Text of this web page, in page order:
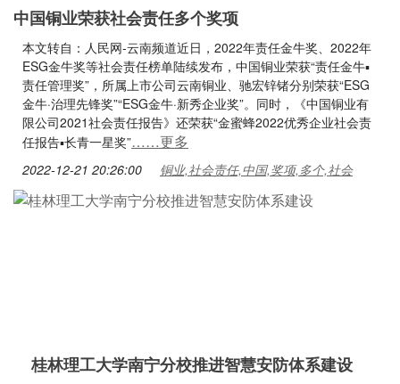
中国铜业荣获社会责任多个奖项
本文转自：人民网-云南频道近日，2022年责任金牛奖、2022年
ESG金牛奖等社会责任榜单陆续发布，中国铜业荣获“责任金牛▪
责任管理奖”，所属上市公司云南铜业、驰宏锌锗分别荣获“ESG
金牛·治理先锋奖”“ESG金牛·新秀企业奖”。同时，《中国铜业有
限公司2021社会责任报告》还荣获“金蜜蜂2022优秀企业社会责
任报告▪长青一星奖”……更多
2022-12-21 20:26:00 铜业,社会责任,中国,奖项,多个,社会
桂林理工大学南宁分校推进智慧安防体系建设